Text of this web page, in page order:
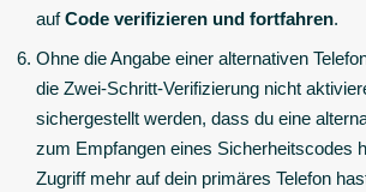
aufCode verifizieren und fortfahren.
Ohne die Angabe einer alternativen
die Zwei-Schritt-Verifizierung nicht
sichergestellt werden, dass du eine
zum Empfangen eines Sicherheitscodes
Zugriff mehr auf dein primäres Telefon